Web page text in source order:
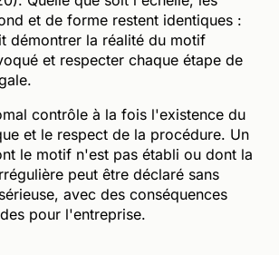
et de forme restent identiques :
démontrer la réalité du motif
et respecter chaque étape de
contrôle à la fois l'existence du
et le respect de la procédure. Un
le motif n'est pas établi ou dont la
peut être déclaré sans
avec des conséquences
pour l'entreprise.